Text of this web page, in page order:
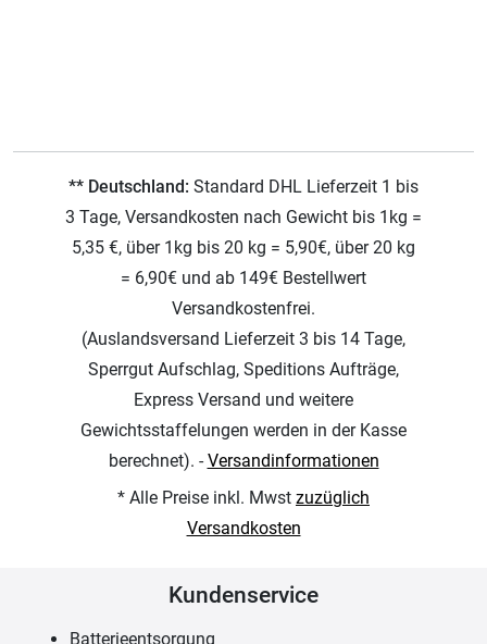
** Deutschland: Standard DHL Lieferzeit 1 bis
3 Tage, Versandkosten nach Gewicht bis 1kg =
5,35 €, über 1kg bis 20 kg = 5,90€, über 20 kg
= 6,90€ und ab 149€ Bestellwert
Versandkostenfrei.
(Auslandsversand Lieferzeit 3 bis 14 Tage,
Sperrgut Aufschlag, Speditions Aufträge,
Express Versand und weitere
Gewichtsstaffelungen werden in der Kasse
berechnet). -Versandinformationen
* Alle Preise inkl. Mwst zuzüglich
Versandkosten
Kundenservice
Batterieentsorgung